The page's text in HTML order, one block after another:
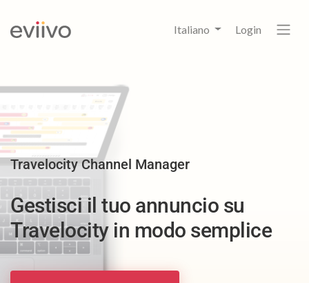
Italiano Login
Travelocity Channel Manager
Gestisci il tuo annuncio su
Travelocity in modo semplice